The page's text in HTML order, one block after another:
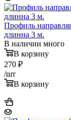
Профиль
длинна 3 м.
В наличии много
В корзину
270 ₽
/шт
В корзину